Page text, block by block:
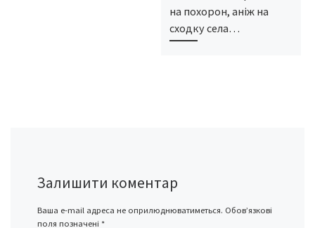
на похорон, аніж на
сходку села…
Залишити коментар
Ваша e-mail адреса не оприлюднюватиметься. Обов’язкові
поля позначені *